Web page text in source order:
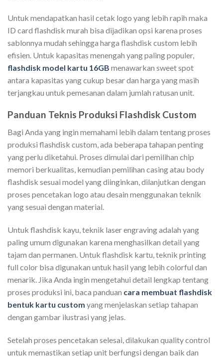
Untuk mendapatkan hasil cetak logo yang lebih rapih maka
ID card flashdisk murah bisa dijadikan opsi karena proses
sablonnya mudah sehingga harga flashdisk custom lebih
efisien. Untuk kapasitas menengah yang paling populer,
flashdisk model kartu 16GB menawarkan sweet spot
antara kapasitas yang cukup besar dan harga yang masih
terjangkau untuk pemesanan dalam jumlah ratusan unit.
Panduan Teknis Produksi Flashdisk Custom
Bagi Anda yang ingin memahami lebih dalam tentang proses
produksi flashdisk custom, ada beberapa tahapan penting
yang perlu diketahui. Proses dimulai dari pemilihan chip
memori berkualitas, kemudian pemilihan casing atau body
flashdisk sesuai model yang diinginkan, dilanjutkan dengan
proses pencetakan logo atau desain menggunakan teknik
yang sesuai dengan material.
Untuk flashdisk kayu, teknik laser engraving adalah yang
paling umum digunakan karena menghasilkan detail yang
tajam dan permanen. Untuk flashdisk kartu, teknik printing
full color bisa digunakan untuk hasil yang lebih colorful dan
menarik. Jika Anda ingin mengetahui detail lengkap tentang
proses produksi ini, baca panduan cara membuat flashdisk
bentuk kartu custom yang menjelaskan setiap tahapan
dengan gambar ilustrasi yang jelas.
Setelah proses pencetakan selesai, dilakukan quality control
untuk memastikan setiap unit berfungsi dengan baik dan